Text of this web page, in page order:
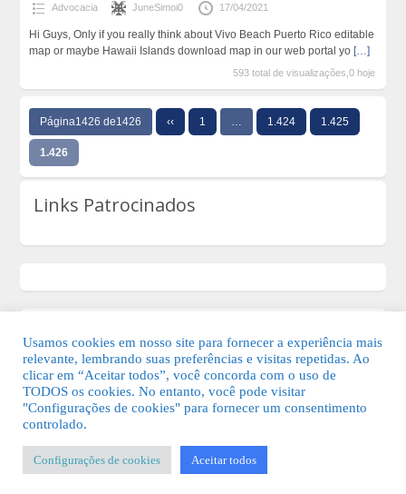
Advocacia JuneSimoi0 17/04/2021
Hi Guys, Only if you really think about Vivo Beach Puerto Rico editable
map or maybe Hawaii Islands download map in our web portal yo […]
593 total de visualizações,0 hoje
Página1426 de1426 ‹‹ 1 … 1.424 1.425
1.426
Links Patrocinados
© 2026 Guia Fácil Lagos | Guia Comercial Grátis. Todos os direitos
KSDESIGNER -Templates & Sistemas
Usamos cookies em nosso site para fornecer a experiência mais
relevante, lembrando suas preferências e visitas repetidas. Ao
clicar em “Aceitar todos”, você concorda com o uso de
TODOS os cookies. No entanto, você pode visitar
"Configurações de cookies" para fornecer um consentimento
controlado.
Configurações de cookies Aceitar todos